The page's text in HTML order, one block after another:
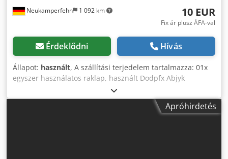
Neukamperfehn 1 092 km 10 EUR
Fix ár plusz ÁFA-val
Érdeklődni Hívás
Állapot: használt, A szállítási terjedelem tartalmazza: 01x
egyszer használatos raklap, használt Dodpfx Abjyk
Dmhsksck Anyaga: fa Méretek: 1 900 x 1 000 x 136 mm
Négyoldali beemelési lehetőség Kivitel: 6 fedődeszka (75
mm széles) Deszkavastagság: kb. 20 mm Alsó szerkezet: 3
Apróhirdetés